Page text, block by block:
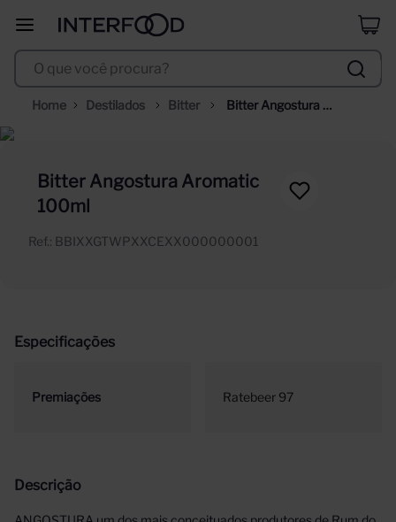
O que você procura?
Destilados Bitter
Bitter Angostura
Bitter Angostura Aromatic
100ml
Ref. : BBIXXGTWPXXCEXX000000001
Especificações
Premiações Ratebeer 97
Descrição
º erdinger
10ºcorpus astral